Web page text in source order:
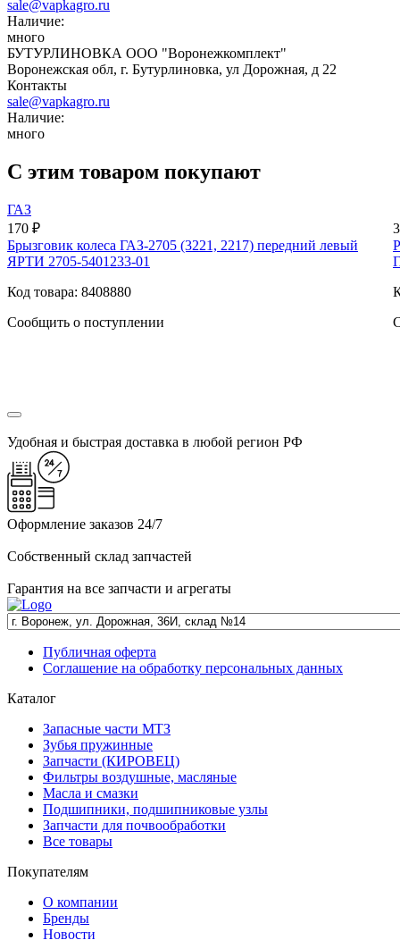
sale@vapkagro.ru
Наличие:
много
БУТУРЛИНОВКА ООО "Воронежкомплект"
Воронежская обл, г. Бутурлиновка, ул Дорожная, д 22
Контакты
sale@vapkagro.ru
Наличие:
много
С этим товаром покупают
ГАЗ
170 ₽
Брызговик колеса ГАЗ-2705 (3221, 2217) передний левый
ЯРТИ 2705-5401233-01
Код товара: 8408880
Сообщить о поступлении
Удобная и быстрая доставка в любой регион РФ
Оформление заказов 24/7
Собственный склад запчастей
Гарантия на все запчасти и агрегаты
Публичная оферта
Соглашение на обработку персональных данных
Каталог
Запасные части МТЗ
Зубья пружинные
Запчасти (КИРОВЕЦ)
Фильтры воздушные, масляные
Масла и смазки
Подшипники, подшипниковые узлы
Запчасти для почвообработки
Все товары
Покупателям
О компании
Бренды
Новости